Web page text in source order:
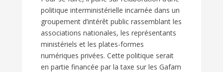
politique interministérielle incarnée dans un
groupement d’intérêt public rassemblant les
associations nationales, les représentants
ministériels et les plates-formes
numériques privées. Cette politique serait
en partie financée par la taxe sur les Gafam